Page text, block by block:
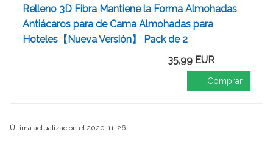
Relleno 3D Fibra Mantiene la Forma Almohadas
Antiácaros para de Cama Almohadas para
Hoteles【Nueva Versión】 Pack de 2
35,99 EUR
Comprar
Última actualización el 2020-11-26